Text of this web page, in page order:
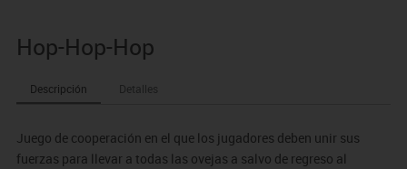
Hop-Hop-Hop
Descripción Detalles
Juego de cooperación en el que los jugadores deben unir sus
fuerzas para llevar a todas las ovejas a salvo de regreso al